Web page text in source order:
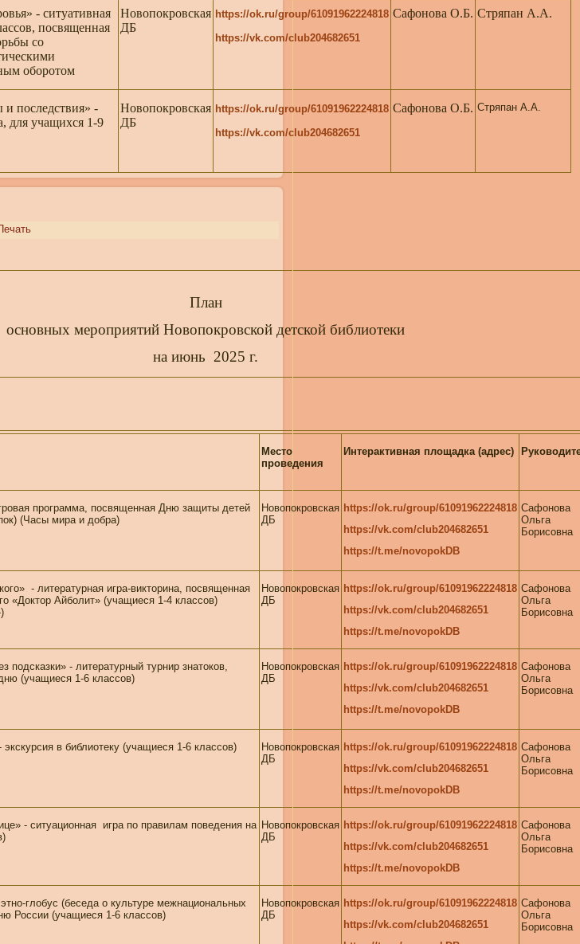
- ситуативная
посвященная
со
оборотом
Новопокровская
ДБ
https://ok.ru/group/61091962224818
https://vk.com/club204682651
Сафонова О.Б. Стряпан А.А.
последствия» -
для учащихся 1-9
Новопокровская
ДБ
https://ok.ru/group/61091962224818
https://vk.com/club204682651
Сафонова О.Б. Стряпан А.А.
План
основных мероприятий Новопокровской детской библиотеки
на июнь 2025 г.
Место
проведения
Интерактивная площадка (адрес)
программа, посвященная Дню защиты детей
(Часы мира и добра)
Новопокровская
ДБ
https://ok.ru/group/61091962224818
https://vk.com/club204682651
https://t.me/novopokDB
Сафонова
Ольга
Борисовна
- литературная игра-викторина, посвященная
«Доктор Айболит» (учащиеся 1-4 классов)
Новопокровская
ДБ
https://ok.ru/group/61091962224818
https://vk.com/club204682651
https://t.me/novopokDB
Сафонова
Ольга
Борисовна
подсказки» - литературный турнир знатоков,
(учащиеся 1-6 классов)
Новопокровская
ДБ
https://ok.ru/group/61091962224818
https://vk.com/club204682651
https://t.me/novopokDB
Сафонова
Ольга
Борисовна
в библиотеку (учащиеся 1-6 классов)
Новопокровская
ДБ
https://ok.ru/group/61091962224818
https://vk.com/club204682651
https://t.me/novopokDB
Сафонова
Ольга
Борисовна
- ситуационная игра по правилам поведения на Новопокровская
ДБ
https://ok.ru/group/61091962224818
https://vk.com/club204682651
https://t.me/novopokDB
Сафонова
Ольга
Борисовна
глобус (беседа о культуре межнациональных
России (учащиеся 1-6 классов)
Новопокровская
ДБ
https://ok.ru/group/61091962224818
https://vk.com/club204682651
Сафонова
Ольга
Борисовна